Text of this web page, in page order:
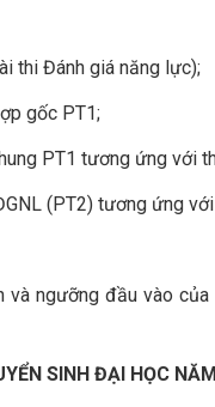
thi Đánh giá năng lực);
gốc PT1;
PT1 tương ứng với
(PT2) tương ứng
và ngưỡng đầu vào
SINH ĐẠI HỌC